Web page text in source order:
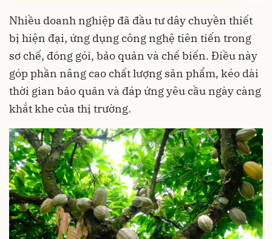
Nhiều doanh nghiệp đã đầu tư dây chuyền thiết
bị hiện đại, ứng dụng công nghệ tiên tiến trong
sơ chế, đóng gói, bảo quản và chế biến. Điều này
góp phần nâng cao chất lượng sản phẩm, kéo dài
thời gian bảo quản và đáp ứng yêu cầu ngày càng
khắt khe của thị trường.